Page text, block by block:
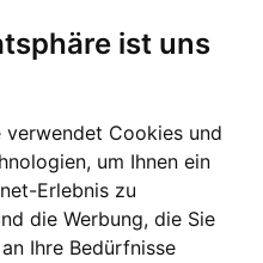
ist uns
verwendet Cookies und
um Ihnen ein
Erlebnis zu
die Werbung, die Sie
Ihre Bedürfnisse
sumzug
Liezen